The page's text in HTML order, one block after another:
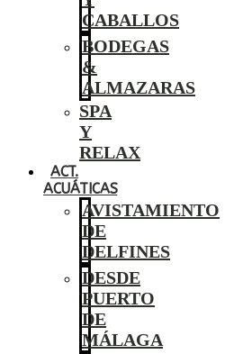
CABALLOS
BODEGAS
&
ALMAZARAS
SPA
Y
RELAX
ACT.
ACUÁTICAS
AVISTAMIENTO
DE
DELFINES
DESDE
PUERTO
DE
MÁLAGA